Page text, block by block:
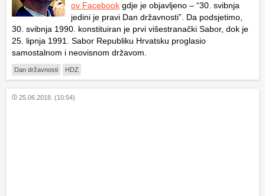
ov Facebook gdje je objavljeno – “30. svibnja
jedini je pravi Dan državnosti”. Da podsjetimo,
30. svibnja 1990. konstituiran je prvi višestranački Sabor, dok je
25. lipnja 1991. Sabor Republiku Hrvatsku proglasio
samostalnom i neovisnom državom.
Dan državnosti HDZ
25.06.2018. (10:54)